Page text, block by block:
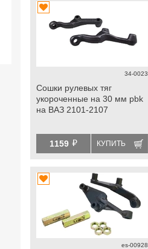
34-0023
Сошки рулевых тяг
укороченные на 30 мм pbk
на ВАЗ 2101-2107
1159 й КУПИТЬ
es-00928